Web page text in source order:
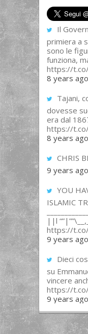
Il
primiera a
sono le
funziona,
https://
8 years ago
Tajani,
dovesse
era dal
https://
8 years ago
CHRIS
9 years ago
YOU
ISLAMIC
||l
https://
9 years ago
Dieci
su
vincere
https://
9 years ago